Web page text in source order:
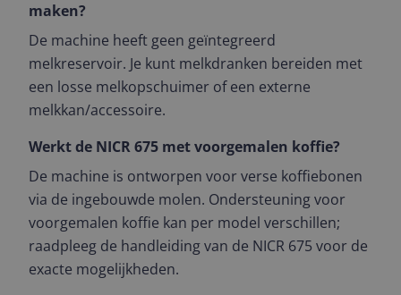
maken?
De machine heeft geen geïntegreerd
melkreservoir. Je kunt melkdranken bereiden met
een losse melkopschuimer of een externe
melkkan/accessoire.
Werkt de NICR 675 met voorgemalen koffie?
De machine is ontworpen voor verse koffiebonen
via de ingebouwde molen. Ondersteuning voor
voorgemalen koffie kan per model verschillen;
raadpleeg de handleiding van de NICR 675 voor de
exacte mogelijkheden.